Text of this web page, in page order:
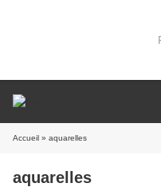
Accueil » aquarelles
aquarelles